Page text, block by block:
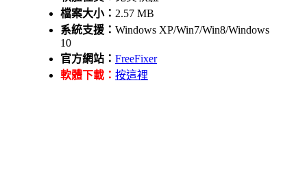
檔案大小： 2.57 MB
系統支援： Windows XP/Win7/Win8/Windows
10
官方網站： FreeFixer
軟體下載： 按這裡